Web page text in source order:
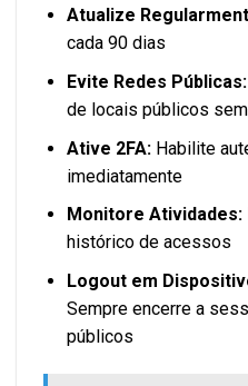
Atualize
cada 90 dias
Evite Redes Públicas:
de locais públicos
Ative 2FA:Habilite
imediatamente
Monitore Atividades:
histórico de acessos
Logout em
Sempre encerre a
públicos